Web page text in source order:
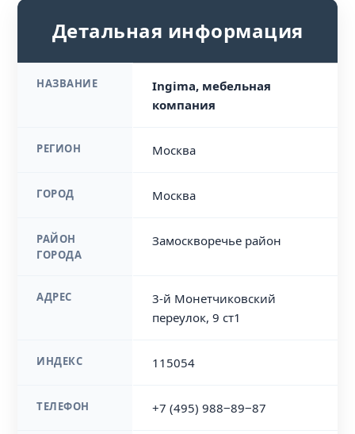
Детальная информация
НАЗВАНИЕ
Ingima, мебельная
компания
РЕГИОН Москва
ГОРОД Москва
РАЙОН
ГОРОДА
Замоскворечье район
АДРЕС
3-й Монетчиковский
переулок, 9 ст1
ИНДЕКС 115054
ТЕЛЕФОН +7 (495) 988‒89‒87